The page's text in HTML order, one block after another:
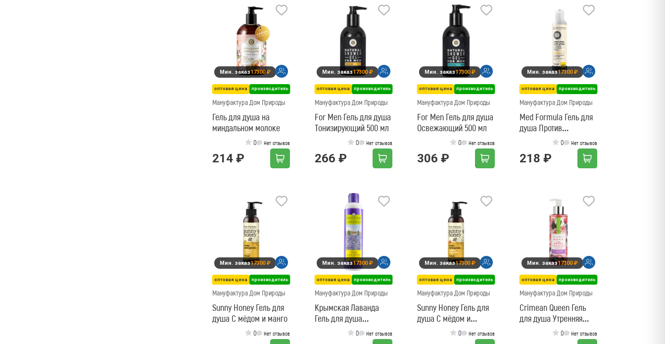
Мин. заказ17300 ₽
оптовая цена производитель
Мануфактура Дом Природы
Гель для душа на
миндальном молоке
0 Нет отзывов
214 ₽
Мин. заказ17300 ₽
оптовая цена производитель
Мануфактура Дом Природы
For Men Гель для душа
Тонизирующий 500 мл
0 Нет отзывов
266 ₽
Мин. заказ17300 ₽
оптовая цена производитель
Мануфактура Дом Природы
For Men Гель для душа
Освежающий 500 мл
0 Нет отзывов
306 ₽
Мин. заказ17300 ₽
оптовая цена производитель
Мануфактура Дом Природы
Med Formula Гель для
душа Против
воспалений для
проблемной кожи
0 Нет отзывов
218 ₽
Мин. заказ17300 ₽
оптовая цена производитель
Мануфактура Дом Природы
Sunny Honey Гель для
душа С мёдом и манго
0 Нет отзывов
Мин. заказ17300 ₽
оптовая цена производитель
Мануфактура Дом Природы
Крымская Лаванда
Гель для душа
Тонизирующая
0 Нет отзывов
Мин. заказ17300 ₽
оптовая цена производитель
Мануфактура Дом Природы
Sunny Honey Гель для
душа С мёдом и
0 Нет отзывов
Мин. заказ17300 ₽
оптовая цена производитель
Мануфактура Дом Природы
Crimean Queen Гель
для душа Утренняя
0 Нет отзывов